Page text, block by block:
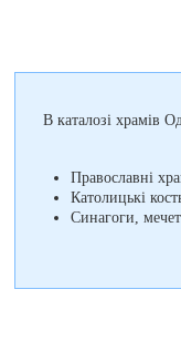
В каталозі храмів
Православні
Католицькі
Синагоги,